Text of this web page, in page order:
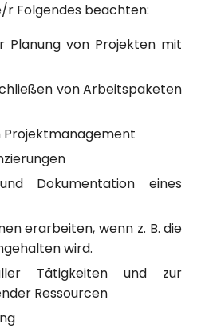
r Folgendes beachten:
Planung von Projekten mit
von Arbeitspaketen
Projektmanagement
Dokumentation eines
erarbeiten, wenn z. B. die
wird.
Tätigkeiten und zur
Ressourcen